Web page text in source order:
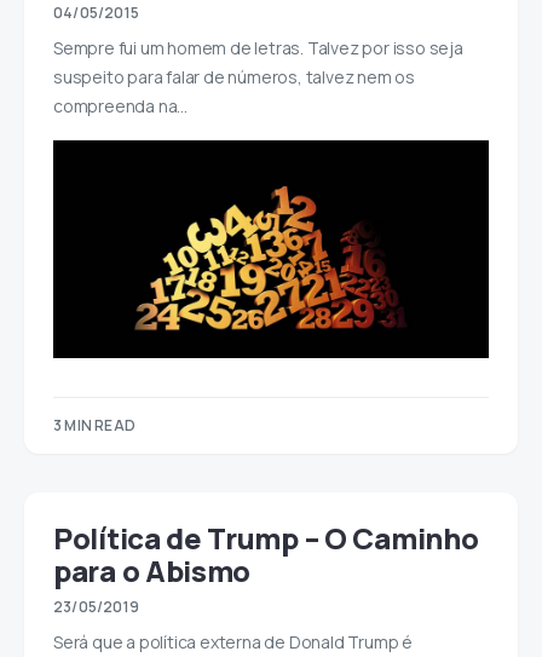
04/05/2015
Sempre fui um homem de letras. Talvez por isso seja
suspeito para falar de números, talvez nem os
compreenda na…
3 MIN READ
Política de Trump – O Caminho
para o Abismo
23/05/2019
Será que a política externa de Donald Trump é